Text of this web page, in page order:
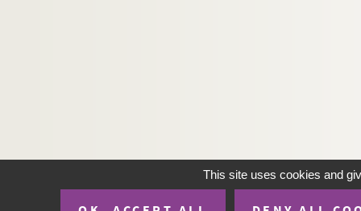
This site uses cookies and